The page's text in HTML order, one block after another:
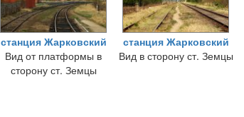
станция Жарковский
Вид от платформы в
сторону ст. Земцы
станция Жарковский
Вид в сторону ст. Земцы